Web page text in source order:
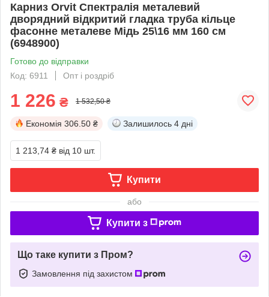
Карниз Orvit Спектралія металевий
дворядний відкритий гладка труба кільце
фасонне металеве Мідь 25\16 мм 160 см
(6948900)
Готово до відправки
Код: 6911
Опт і роздріб
1 226 ₴ 1 532,50 ₴
Економія 306.50 ₴ Залишилось 4 дні
1 213,74 ₴ від 10 шт.
Купити
або
Купити з
Що таке купити з Пром?
Замовлення під захистом